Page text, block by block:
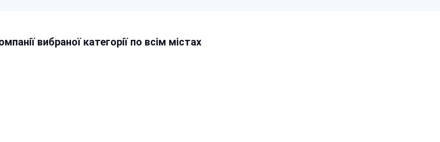
вибраної категорії по всім містах